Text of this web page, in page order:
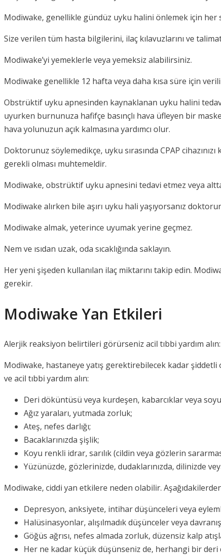
Modiwake, genellikle gündüz uyku halini önlemek için her
Size verilen tüm hasta bilgilerini, ilaç kılavuzlarını ve
Modiwake’yi yemeklerle veya yemeksiz alabilirsiniz.
Modiwake genellikle 12 hafta veya daha kısa süre için
Obstrüktif uyku apnesinden kaynaklanan uyku halini
uyurken burnunuza hafifçe basınçlı hava üfleyen bir
hava yolunuzun açık kalmasına yardımcı olur.
Doktorunuz söylemedikçe, uyku sırasında CPAP
gerekli olması muhtemeldir.
Modiwake, obstrüktif uyku apnesini tedavi etmez veya
Modiwake alırken bile aşırı uyku hali yaşıyorsanız
Modiwake almak, yeterince uyumak yerine geçmez.
Nem ve ısıdan uzak, oda sıcaklığında saklayın.
Her yeni şişeden kullanılan ilaç miktarını takip edin.
gerekir.
Modiwake Yan Etkileri
Alerjik reaksiyon belirtileri görürseniz acil tıbbi yardım
Modiwake, hastaneye yatış gerektirebilecek kadar
ve acil tıbbi yardım alın:
Deri döküntüsü veya kurdeşen, kabarcıklar veya
Ağız yaraları, yutmada zorluk;
Ateş, nefes darlığı;
Bacaklarınızda şişlik;
Koyu renkli idrar, sarılık (cildin veya gözlerin
Yüzünüzde, gözlerinizde, dudaklarınızda, dilinizde
Modiwake, ciddi yan etkilere neden olabilir.
Depresyon, anksiyete, intihar düşünceleri veya
Halüsinasyonlar, alışılmadık düşünceler veya
Göğüs ağrısı, nefes almada zorluk, düzensiz kalp
Her ne kadar küçük düşünseniz de, herhangi bir